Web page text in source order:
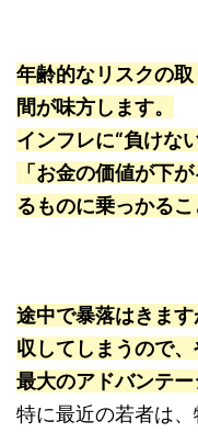
年齢的なリスクの
間が味方します。
インフレに“負けな
「お金の価値が下
るものに乗っかるこ
途中で暴落はきま
収してしまうので
最大のアドバンテー
特に最近の若者は